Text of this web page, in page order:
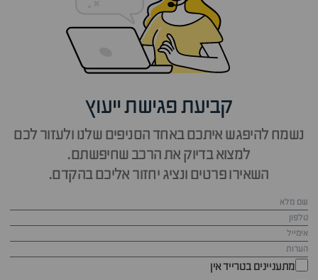
קביעת פגישת ייעוץ
נשמח להיפגש איתכם באחד הסניפים שלנו ולעזור לכם
למצוא בדיוק את הרכב שחיפשתם.
השאירו פרטים ונציג יחזור אליכם בהקדם.
מתעניינים בטרייד אין